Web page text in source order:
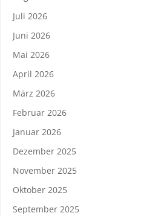
Juli 2026
Juni 2026
Mai 2026
April 2026
März 2026
Februar 2026
Januar 2026
Dezember 2025
November 2025
Oktober 2025
September 2025